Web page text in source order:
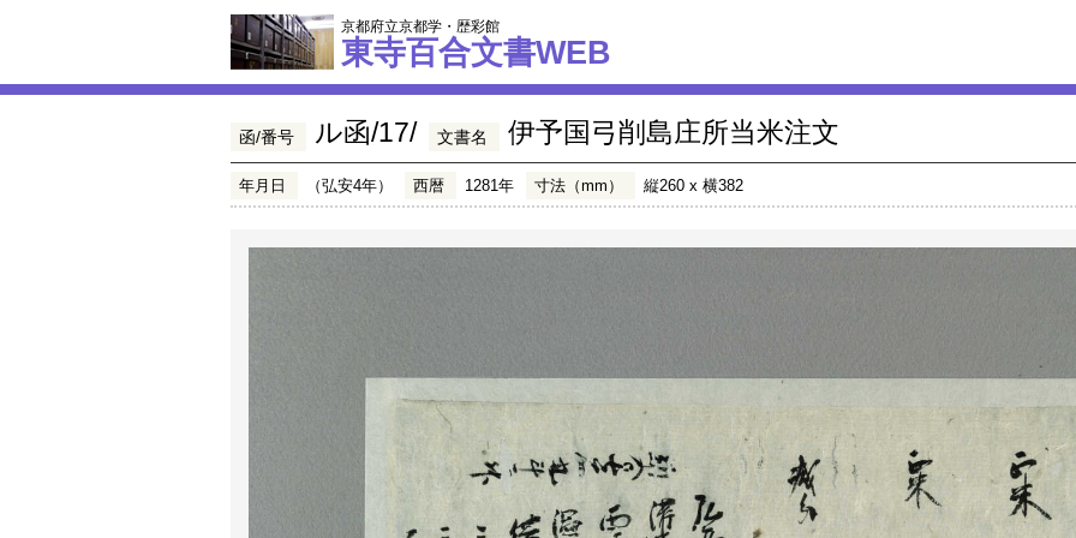
京都府立京都学・歴彩館
東寺百合文書WEB
函/番号 ル函/17/ 文書名 伊予国弓削島庄所当米注文
年月日 （弘安4年） 西暦 1281年 寸法（mm） 縦260 x 横382